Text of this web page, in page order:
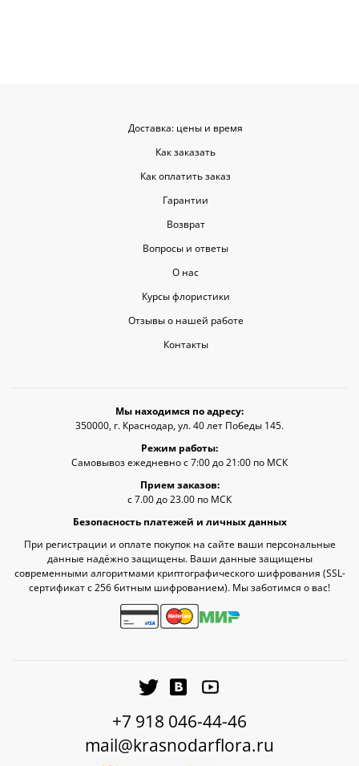
Доставка: цены и время
Как заказать
Как оплатить заказ
Гарантии
Возврат
Вопросы и ответы
О нас
Курсы флористики
Отзывы о нашей работе
Контакты
Мы находимся по адресу:
350000, г. Краснодар, ул. 40 лет Победы 145.
Режим работы:
Самовывоз ежедневно с 7:00 до 21:00 по МСК
Прием заказов:
с 7.00 до 23.00 по МСК
Безопасность платежей и личных данных
При регистрации и оплате покупок на сайте ваши персональные
данные надёжно защищены. Ваши данные защищены
современными алгоритмами криптографического шифрования (SSL-
сертификат c 256 битным шифрованием). Мы заботимся о вас!
+7 918 046-44-46
mail@krasnodarflora.ru